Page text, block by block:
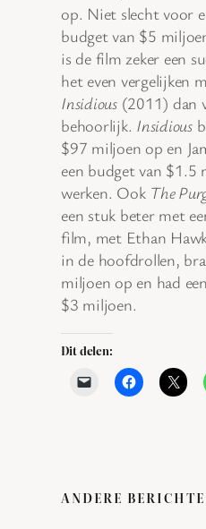
op. Niet slecht voor
budget van $5
is de film zeker een
het even vergelijken
Insidious(2011) dan
behoorlijk. Insidious
$97 miljoen op en
een budget van $1.5
werken. Ook The
een stuk beter met
film, met Ethan
in de hoofdrollen,
miljoen op en had
$3 miljoen.
Dit delen:
ANDERE